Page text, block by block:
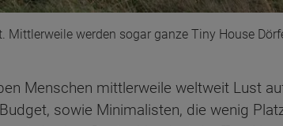
werden sogar ganze Tiny House
Menschen mittlerweile weltweit Lust
sowie Minimalisten, die wenig